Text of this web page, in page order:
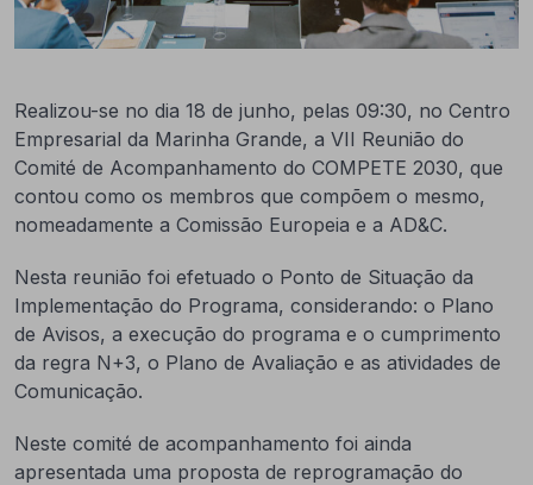
Realizou-se no dia 18 de junho, pelas 09:30, no Centro
Empresarial da Marinha Grande, a VII Reunião do
Comité de Acompanhamento do COMPETE 2030, que
contou como os membros que compõem o mesmo,
nomeadamente a Comissão Europeia e a AD&C.
Nesta reunião foi efetuado o Ponto de Situação da
Implementação do Programa, considerando: o Plano
de Avisos, a execução do programa e o cumprimento
da regra N+3, o Plano de Avaliação e as atividades de
Comunicação.
Neste comité de acompanhamento foi ainda
apresentada uma proposta de reprogramação do